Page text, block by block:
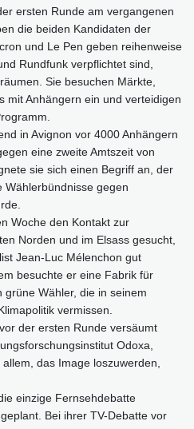
ersten Runde am vergangenen
die beiden Kandidaten der
und Le Pen geben reihenweise
Rundfunk verpflichtet sind,
Sie besuchen Märkte,
mit Anhängern ein und verteidigen
in Avignon vor 4000 Anhängern
eine zweite Amtszeit von
sie sich einen Begriff an, der
Wählerbündnisse gegen
Woche den Kontakt zur
Norden und im Elsass gesucht,
Jean-Luc Mélenchon gut
besuchte er eine Fabrik für
Wähler, die in seinem
vermissen.
der ersten Runde versäumt
Odoxa,
das Image loszuwerden,
einzige Fernsehdebatte
Bei ihrer TV-Debatte vor